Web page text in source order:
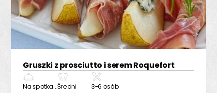
Gruszki z prosciutto i serem Roquefort
Na spotkanie z przyjaciółmiŚredni 3-6 osób